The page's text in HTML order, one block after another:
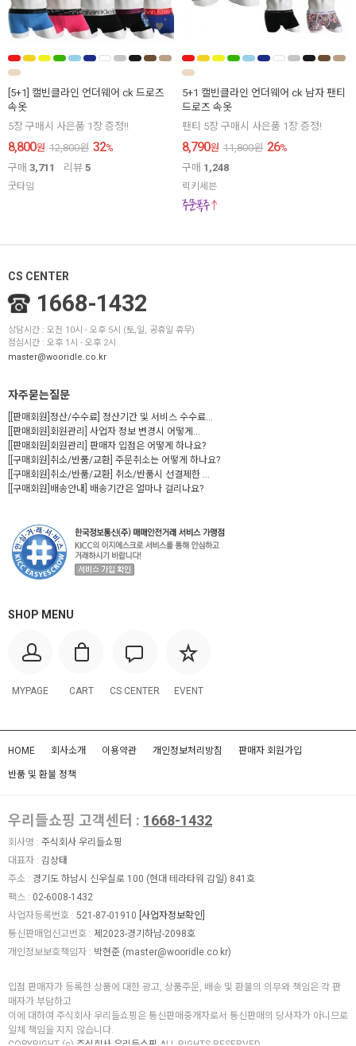
[5+1] 캘빈클라인 언더웨어 ck 드로즈
속옷
5장 구매시 사은품 1장 증정!!
8,800원 12,800원 32%
구매 3,711 리뷰 5
굿타임
5+1 캘빈클라인 언더웨어 ck 남자 팬티
드로즈 속옷
팬티 5장 구매시 사은품 1장 증정!
8,790원 11,800원 26%
구매 1,248
럭키세븐
CS CENTER
1668-1432
상담시간 : 오전 10시 - 오후 5시 (토,일, 공휴일 휴무)
점심시간 : 오후 1시 - 오후 2시
master@wooridle.co.kr
자주묻는질문
[[판매회원]정산/수수료] 정산기간 및 서비스 수수료...
[[판매회원]회원관리] 사업자 정보 변경시 어떻게...
[[판매회원]회원관리] 판매자 입점은 어떻게 하나요?
[[구매회원]취소/반품/교환] 주문취소는 어떻게 하나요?
[[구매회원]취소/반품/교환] 취소/반품시 선결제한 ...
[[구매회원]배송안내] 배송기간은 얼마나 걸리나요?
SHOP MENU
MYPAGE CART CS CENTER EVENT
HOME 회사소개 이용약관 개인정보처리방침 판매자 회원가입
반품 및 환불 정책
우리들쇼핑 고객센터 : 1668-1432
회사명 : 주식회사 우리들쇼핑
대표자 : 김상태
주소 : 경기도 하남시 신우실로 100 (현대 테라타워 감일) 841호
팩스 : 02-6008-1432
사업자등록번호 : 521-87-01910 [사업자정보확인]
통신판매업신고번호 : 제2023-경기하남-2098호
개인정보보호책임자 : 박현준 (master@wooridle.co.kr)
입점 판매자가 등록한 상품에 대한 광고, 상품주문, 배송 및 환불의 의무와 책임은 각 판
매자가 부담하고
이에 대하여 주식회사 우리들쇼핑은 통신판매중개자로서 통신판매의 당사자가 아니므로
일체 책임을 지지 않습니다.